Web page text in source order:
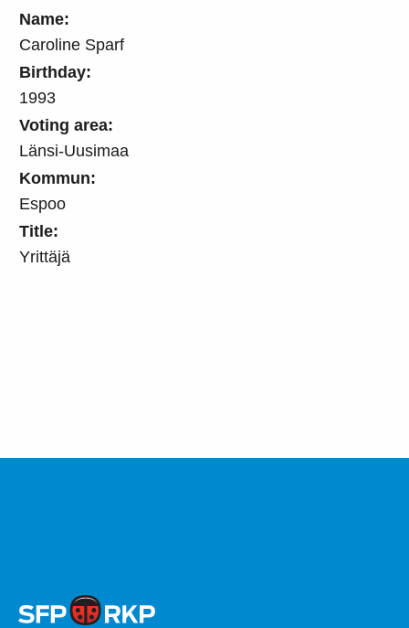
Name:
Caroline Sparf
Birthday:
1993
Voting area:
Länsi-Uusimaa
Kommun:
Espoo
Title:
Yrittäjä